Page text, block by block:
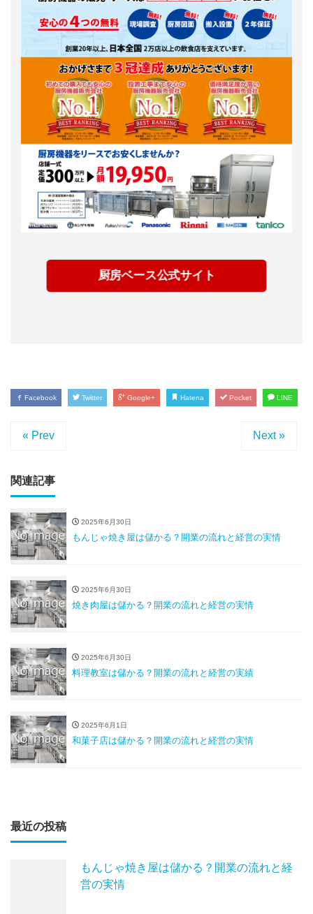
厨房ベース公式サイト
Facebook Twitter Google+ Hatena Pocket LINE
« Prev Next »
関連記事
2025年6月30日
もんじゃ焼き屋は儲かる？開業の流れと経営の実情
2025年6月30日
焼き肉屋は儲かる？開業の流れと経営の実情
2025年6月30日
料理教室は儲かる？開業の流れと経営の実績
2025年6月1日
和菓子店は儲かる？開業の流れと経営の実情
最近の投稿
もんじゃ焼き屋は儲かる？開業の流れと経
営の実情